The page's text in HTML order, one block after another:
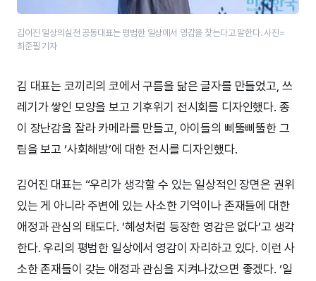
김어진 일상의실천 공동대표는 평범한 일상에서 영감을 찾는다고 말한다. 사진=
최준필 기자
김 대표는 코끼리의 코에서 구름을 닮은 글자를 만들었고, 쓰
레기가 쌓인 모양을 보고 기후위기 전시회를 디자인했다. 종
이 장난감을 잘라 카메라를 만들고, 아이들의 삐뚤삐뚤한 그
림을 보고 ‘사회해방’에 대한 전시를 디자인했다.
김어진 대표는 “우리가 생각할 수 있는 일상적인 장면은 권위
있는 게 아니라 주변에 있는 사소한 기억이나 존재들에 대한
애정과 관심의 태도다. ‘혜성처럼 등장한 영감은 없다’고 생각
한다. 우리의 평범한 일상에서 영감이 자리하고 있다. 이런 사
소한 존재들이 갖는 애정과 관심을 지켜나갔으면 좋겠다. ‘일